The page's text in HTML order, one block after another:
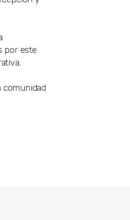
por este
comunidad